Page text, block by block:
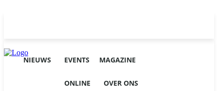
NIEUWS EVENTS MAGAZINE
ONLINE OVER ONS